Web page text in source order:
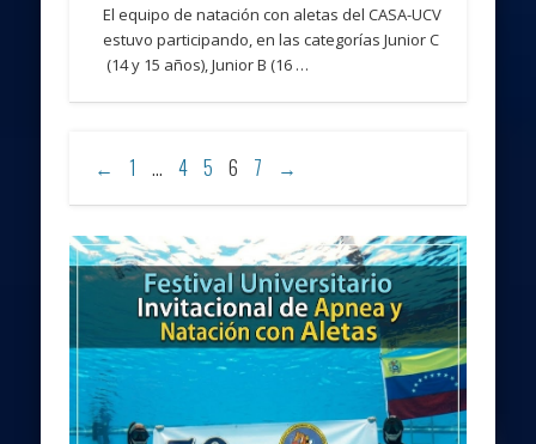
El equipo de natación con aletas del CASA-UCV
estuvo participando, en las categorías Junior C
(14 y 15 años), Junior B (16 …
← 1 … 4 5 6 7 →